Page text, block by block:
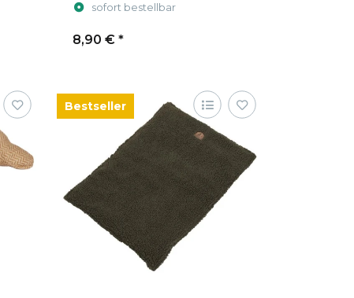
sofort bestellbar
8,90 € *
Bestseller